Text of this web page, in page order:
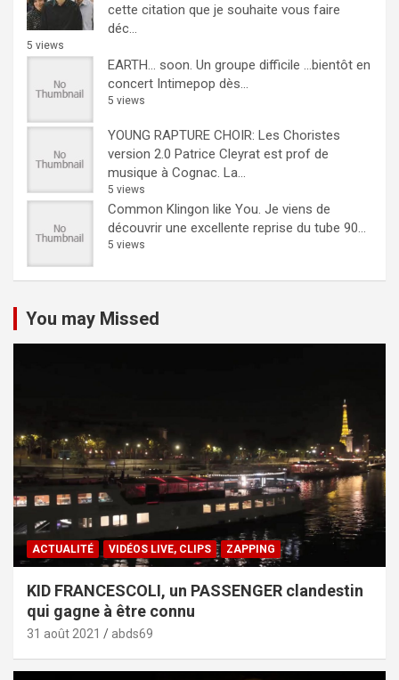
cette citation que je souhaite vous faire
déc...
5 views
EARTH… soon. Un groupe difficile ...bientôt en
concert Intimepop dès...
5 views
YOUNG RAPTURE CHOIR: Les Choristes
version 2.0 Patrice Cleyrat est prof de
musique à Cognac. La...
5 views
Common Klingon like You. Je viens de
découvrir une excellente reprise du tube 90...
5 views
You may Missed
ACTUALITÉ VIDÉOS LIVE, CLIPS ZAPPING
KID FRANCESCOLI, un PASSENGER clandestin
qui gagne à être connu
31 août 2021 abds69